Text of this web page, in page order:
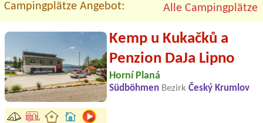
Campingplätze Angebot: Alle Campingplätze
Kemp u Kukačků a
Penzion DaJa Lipno
Horní Planá
Südböhmen Bezirk Český Krumlov